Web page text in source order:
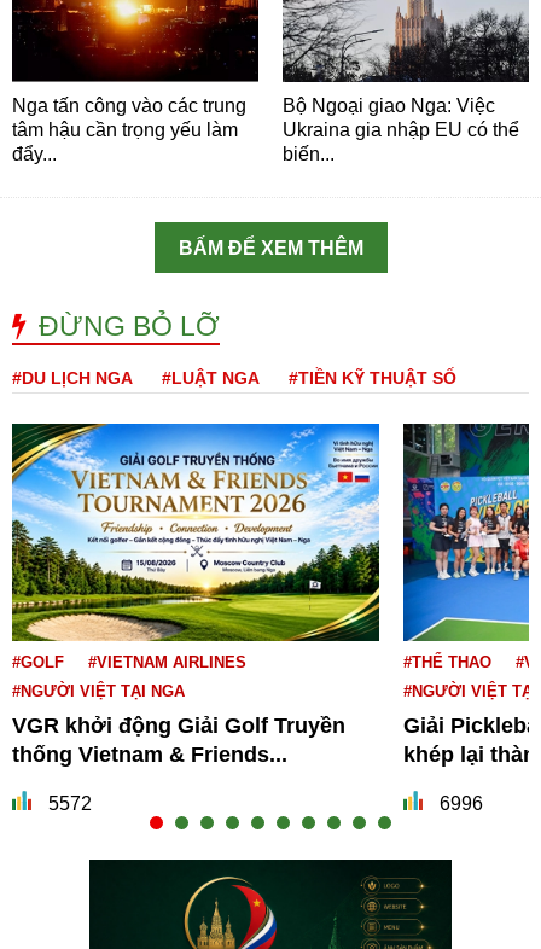
Nga tấn công vào các trung
tâm hậu cần trọng yếu làm
đẩy...
Bộ Ngoại giao Nga: Việc
Ukraina gia nhập EU có thể
biến...
BẤM ĐỂ XEM THÊM
ĐỪNG BỎ LỠ
#DU LỊCH NGA #LUẬT NGA #TIỀN KỸ THUẬT SỐ
#GOLF
#VIETNAM AIRLINES
#NGƯỜI VIỆT TẠI NGA
VGR khởi động Giải Golf Truyền
thống Vietnam & Friends...
5572
#THỂ THAO
#NGƯỜI VIỆT TẠI
Giải
khép lại
6996